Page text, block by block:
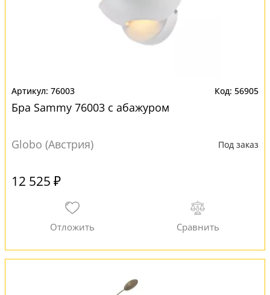
76003 56905
Бра Sammy 76003 с абажуром
Globo (Австрия) Под заказ
12 525 ₽